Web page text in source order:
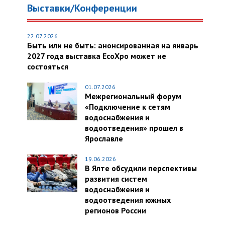
Выставки/Конференции
22.07.2026
Быть или не быть: анонсированная на январь
2027 года выставка EcoXpo может не
состояться
01.07.2026
Межрегиональный форум
«Подключение к сетям
водоснабжения и
водоотведения» прошел в
Ярославле
19.06.2026
В Ялте обсудили перспективы
развития систем
водоснабжения и
водоотведения южных
регионов России